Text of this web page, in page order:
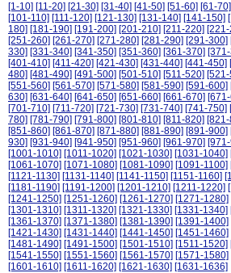
[1-10] [11-20] [21-30] [31-40] [41-50] [51-60] [61-70]
[101-110] [111-120] [121-130] [131-140] [141-150]
180] [181-190] [191-200] [201-210] [211-220]
[251-260] [261-270] [271-280] [281-290] [291-300]
330] [331-340] [341-350] [351-360] [361-370]
[401-410] [411-420] [421-430] [431-440] [441-450]
480] [481-490] [491-500] [501-510] [511-520]
[551-560] [561-570] [571-580] [581-590] [591-600]
630] [631-640] [641-650] [651-660] [661-670]
[701-710] [711-720] [721-730] [731-740] [741-750]
780] [781-790] [791-800] [801-810] [811-820]
[851-860] [861-870] [871-880] [881-890] [891-900]
930] [931-940] [941-950] [951-960] [961-970]
[1001-1010] [1011-1020] [1021-1030] [1031-1040]
[1061-1070] [1071-1080] [1081-1090] [1091-1100]
[1121-1130] [1131-1140] [1141-1150] [1151-1160]
[1181-1190] [1191-1200] [1201-1210] [1211-1220]
[1241-1250] [1251-1260] [1261-1270] [1271-1280]
[1301-1310] [1311-1320] [1321-1330] [1331-1340]
[1361-1370] [1371-1380] [1381-1390] [1391-1400]
[1421-1430] [1431-1440] [1441-1450] [1451-1460]
[1481-1490] [1491-1500] [1501-1510] [1511-1520]
[1541-1550] [1551-1560] [1561-1570] [1571-1580]
[1601-1610] [1611-1620] [1621-1630] [1631-1636]